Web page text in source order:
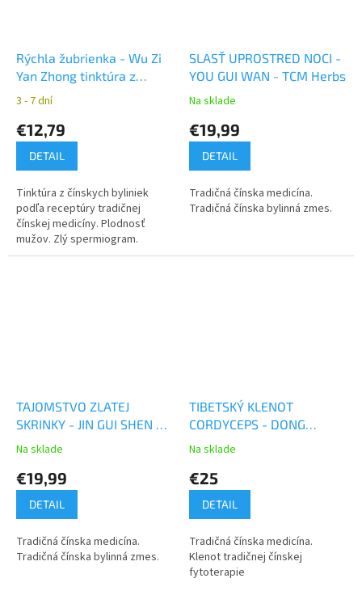
Rýchla žubrienka - Wu Zi
Yan Zhong tinktúra z
čínskych bylín YaoMedica
3 - 7 dní
€12,79
DETAIL
Tinktúra z čínskych byliniek
podľa receptúry tradičnej
čínskej medicíny. Plodnosť
mužov. Zlý spermiogram.
SLASŤ UPROSTRED NOCI -
YOU GUI WAN - TCM Herbs
Na sklade
€19,99
DETAIL
Tradičná čínska medicína.
Tradičná čínska bylinná zmes.
TAJOMSTVO ZLATEJ
SKRINKY - JIN GUI SHEN QI
WAN - TCM Herbs
Na sklade
€19,99
DETAIL
Tradičná čínska medicína.
Tradičná čínska bylinná zmes.
TIBETSKÝ KLENOT
CORDYCEPS - DONG
CHONG XIA CAO WAN -
Na sklade
€25
DETAIL
Tradičná čínska medicína.
Klenot tradičnej čínskej
fytoterapie